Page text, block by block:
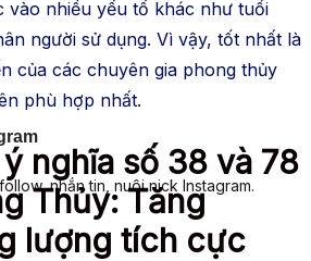
nhắn tin, nuôi nick Instagram.
vào nhiều yếu tố khác như tuổi
người sử dụng. Vì vậy, tốt nhất là
của các chuyên gia phong thủy
phù hợp nhất.
nghĩa số 38 và 78
Thủy: Tăng
lượng tích cực